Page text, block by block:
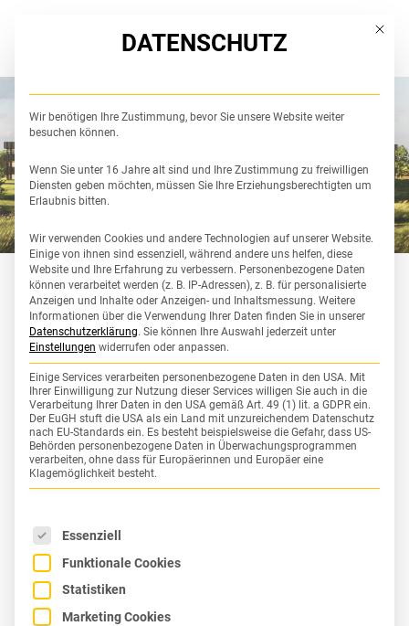
DE
NEUER MARKENAUFTRITT UND
Mit
DATENSCHUTZ
Wir benötigen Ihre Zustimmung, bevor Sie unsere Website weiter
besuchen können.
Wenn Sie unter 16 Jahre alt sind und Ihre Zustimmung zu freiwilligen
Diensten geben möchten, müssen Sie Ihre Erziehungsberechtigten um
Erlaubnis bitten.
Wir verwenden Cookies und andere Technologien auf unserer Website.
Einige von ihnen sind essenziell, während andere uns helfen, diese
Website und Ihre Erfahrung zu verbessern. Personenbezogene Daten
können verarbeitet werden (z. B. IP-Adressen), z. B. für personalisierte
Anzeigen und Inhalte oder Anzeigen- und Inhaltsmessung. Weitere
Informationen über die Verwendung Ihrer Daten finden Sie in unserer
Datenschutzerklärung. Sie können Ihre Auswahl jederzeit unter
Einstellungen widerrufen oder anpassen.
Einige Services verarbeiten personenbezogene Daten in den USA. Mit
Ihrer Einwilligung zur Nutzung dieser Services willigen Sie auch in die
Verarbeitung Ihrer Daten in den USA gemäß Art. 49 (1) lit. a GDPR ein.
Der EuGH stuft die USA als ein Land mit unzureichendem Datenschutz
nach EU-Standards ein. Es besteht beispielsweise die Gefahr, dass US-
Behörden personenbezogene Daten in Überwachungsprogrammen
verarbeiten, ohne dass für Europäerinnen und Europäer eine
Klagemöglichkeit besteht.
Es folgt eine Liste der Service-Gruppen, für die eine
Essenziell
Funktionale Cookies
Statistiken
Marketing Cookies